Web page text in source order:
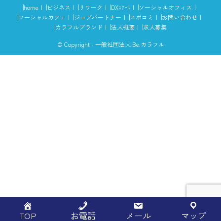
home ビジネス リワーク DXｽｸｰﾙ
ソーシャルオフィス
ソーシャルカフェ
ジョブパートナー スポコミ
お問い合わせ
カラフルブランド
法人概要 求人募集
© Copyright - 一般社団法人 Be.カラフル
TOP お電話 メール マップ